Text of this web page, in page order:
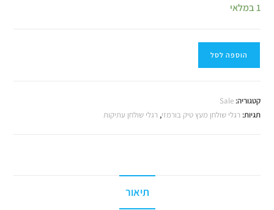
1 במלאי
הוספה לסל
קטגוריה:Sale
תגיות: רגלי שולחן מעץ טיק בורמזי, רגלי שולחן עתיקות
תיאור